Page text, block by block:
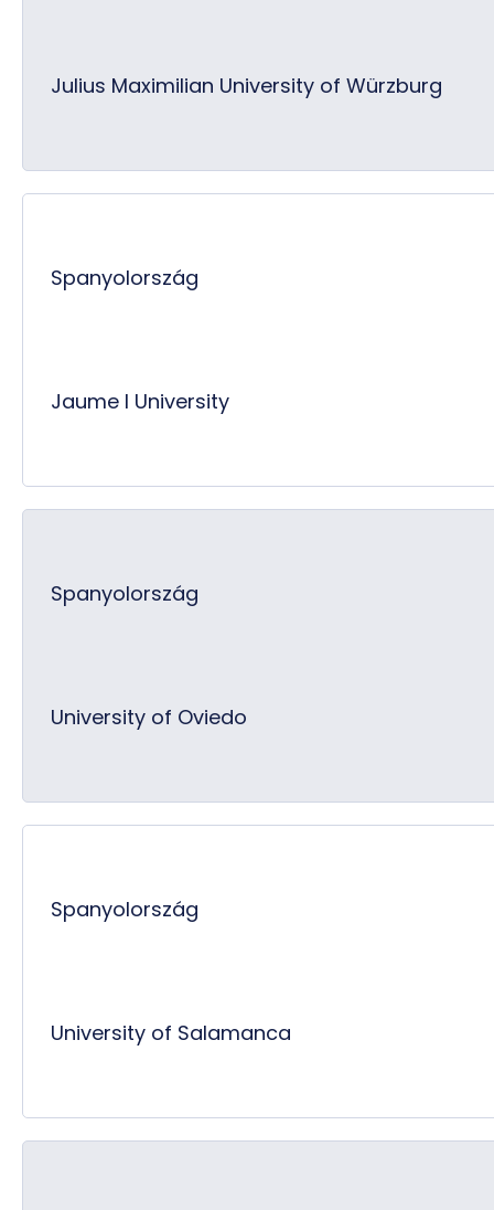
Julius Maximilian University of Würzburg
Spanyolország
Jaume I University
Spanyolország
University of Oviedo
Spanyolország
University of Salamanca